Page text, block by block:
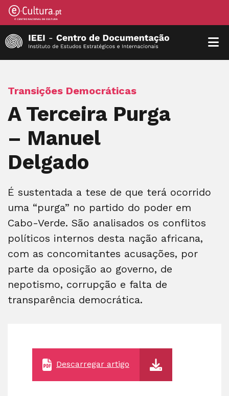
Transições Democráticas
A Terceira Purga
– Manuel
Delgado
É sustentada a tese de que terá ocorrido
uma “purga” no partido do poder em
Cabo-Verde. São analisados os conflitos
políticos internos desta nação africana,
com as concomitantes acusações, por
parte da oposição ao governo, de
nepotismo, corrupção e falta de
transparência democrática.
Descarregar artigo